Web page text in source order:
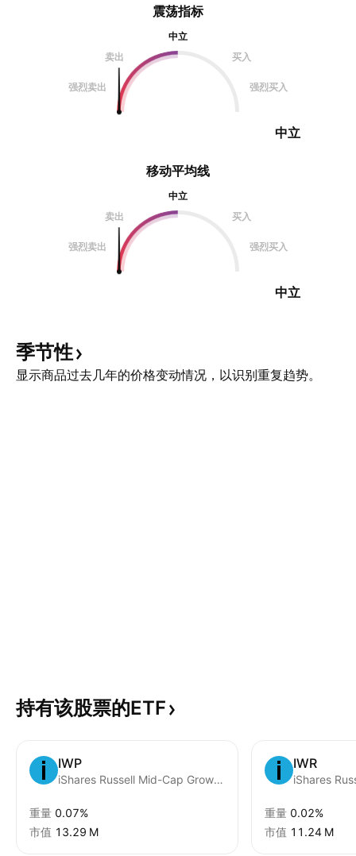
震荡指标
中立
卖出
买入
强烈卖出 强烈买入
中立
移动平均线
中立
卖出
买入
强烈卖出 强烈买入
中立
季节性
显示商品过去几年的价格变动情况，以识别重复趋势。
持有该股票的ETF
IWP
iShares Russell Mid-Cap Growth ETF
重量 0.07%
市值 ‪13.29 M‬
IWR
iShares
重量 0.02%
市值 ‪11.24 M‬